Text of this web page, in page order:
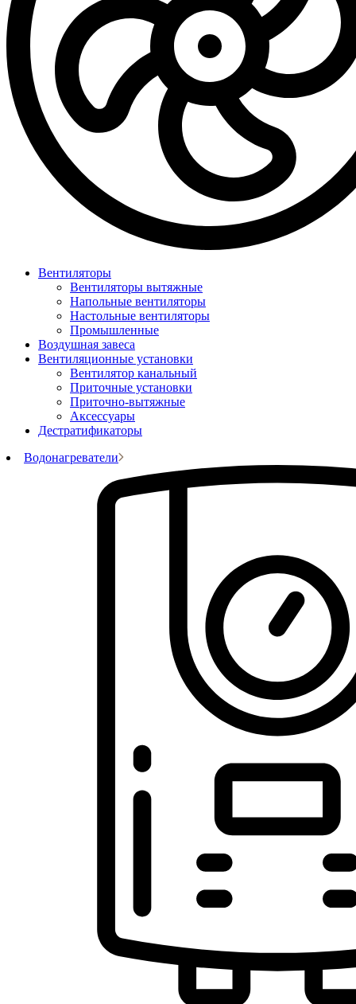
Вентиляторы
Вентиляторы вытяжные
Напольные вентиляторы
Настольные вентиляторы
Промышленные
Воздушная завеса
Вентиляционные установки
Вентилятор канальный
Приточные установки
Приточно-вытяжные
Аксессуары
Дестратификаторы
Водонагреватели